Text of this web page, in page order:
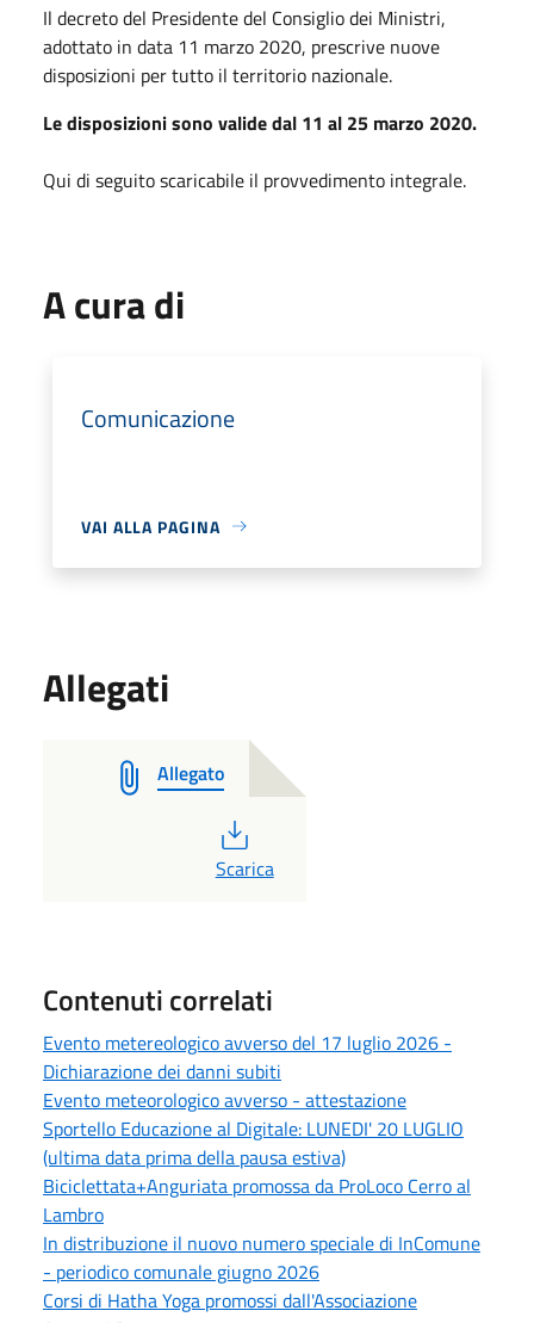
Il decreto del Presidente del Consiglio dei Ministri,
adottato in data 11 marzo 2020, prescrive nuove
disposizioni per tutto il territorio nazionale.
Le disposizioni sono valide dal 11 al 25 marzo 2020.
Qui di seguito scaricabile il provvedimento integrale.
A cura di
Comunicazione
VAI ALLA PAGINA
Allegati
Allegato
PDF
Scarica
Contenuti correlati
Evento metereologico avverso del 17 luglio 2026 -
Dichiarazione dei danni subiti
Evento meteorologico avverso - attestazione
Sportello Educazione al Digitale: LUNEDI' 20 LUGLIO
(ultima data prima della pausa estiva)
Biciclettata+Anguriata promossa da ProLoco Cerro al
Lambro
In distribuzione il nuovo numero speciale di InComune
- periodico comunale giugno 2026
Corsi di Hatha Yoga promossi dall'Associazione